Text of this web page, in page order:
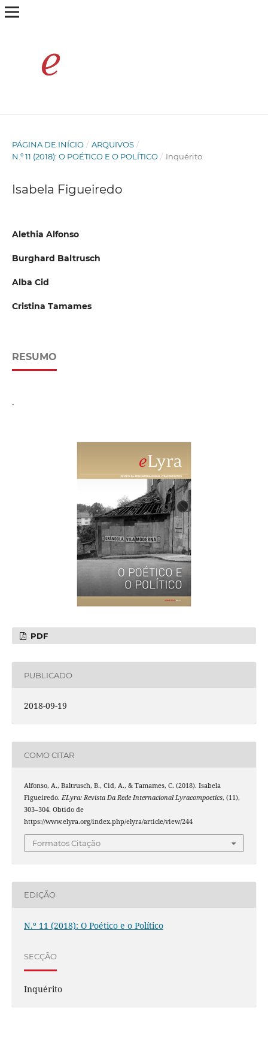
PÁGINA DE INÍCIO / ARQUIVOS /
N.º 11 (2018): O POÉTICO E O POLÍTICO / Inquérito
Isabela Figueiredo
Alethia Alfonso
Burghard Baltrusch
Alba Cid
Cristina Tamames
RESUMO
.
PDF
PUBLICADO
2018-09-19
COMO CITAR
Alfonso, A., Baltrusch, B., Cid, A., & Tamames, C. (2018). Isabela
Figueiredo. ELyra: Revista Da Rede Internacional Lyracompoetics, (11),
303–304. Obtido de
https://www.elyra.org/index.php/elyra/article/view/244
Formatos Citação
EDIÇÃO
N.º 11 (2018): O Poético e o Político
SECÇÃO
Inquérito